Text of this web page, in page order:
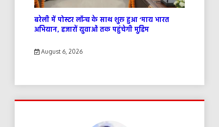
बरेली में पोस्टर लॉन्च के साथ शुरू हुआ ‘माय भारत
अभियान, हजारों युवाओं तक पहुंचेगी मुहिम
August 6, 2026